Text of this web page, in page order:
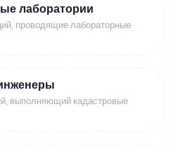
лаборатории
проводящие лабораторные
выполняющий кадастровые